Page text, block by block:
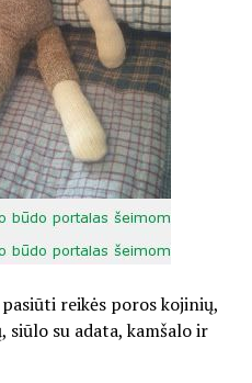
reikės poros kojinių,
su adata, kamšalo ir